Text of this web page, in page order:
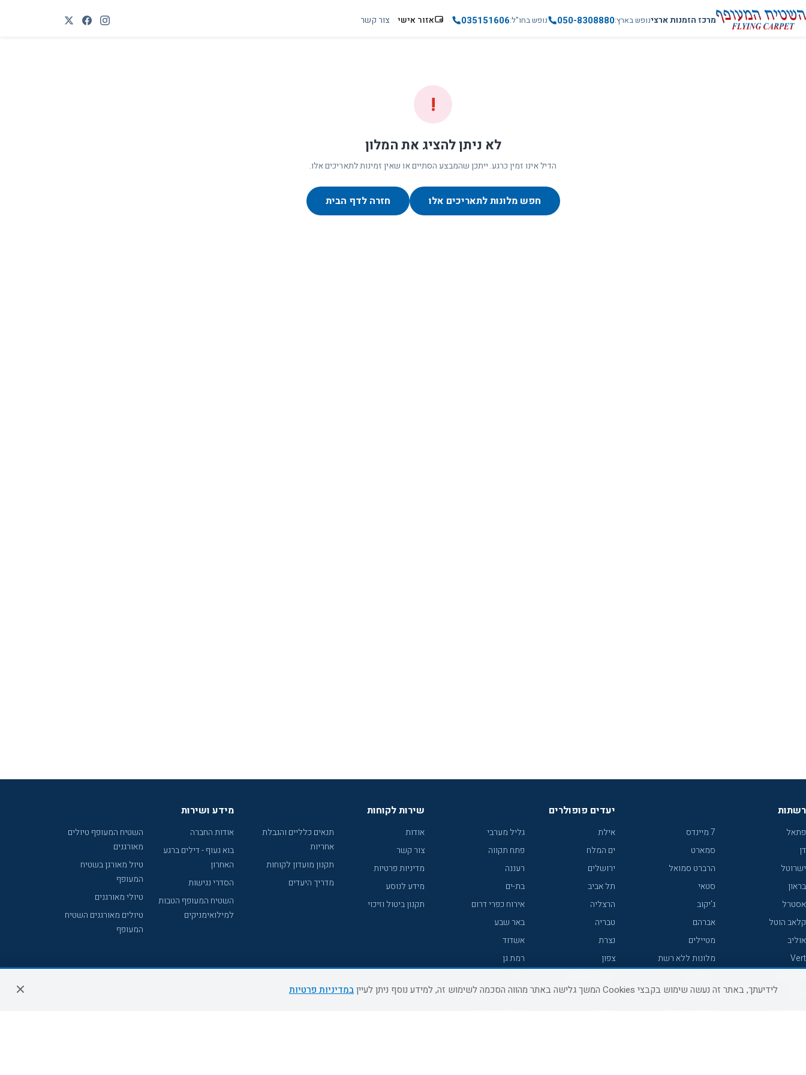
מרכז הזמנות ארצינופש בארץ050-8308880 נופש בחו"ל035151606 אזור אישי צור קשר
!
לא ניתן להציג את המלון
הדיל אינו זמין כרגע. ייתכן שהמבצע הסתיים או שאין זמינות לתאריכים אלו.
חפש מלונות לתאריכים אלו חזרה לדף הבית
רשתות
פתאל
דן
ישרוטל
בראון
אסטרל
קלאב הוטל
אוליב
Vert
7 מיינדס
סמארט
הרברט סמואל
סטאי
ג'יקוב
אברהם
מטיילים
מלונות ללא רשת
קראון פלאזה
יעדים פופולרים
אילת
ים המלח
ירושלים
תל אביב
הרצליה
טבריה
נצרת
צפון
נתניה
גליל מערבי
פתח תקווה
רעננה
בת-ים
אירוח כפרי דרום
באר שבע
אשדוד
רמת גן
עכו
שירות לקוחות
אודות
צור קשר
מדיניות פרטיות
מידע לנוסע
תקנון ביטול וזיכוי
תנאים כלליים והגבלת
אחריות
תקנון מועדון לקוחות
מדריך היעדים
מידע ושירות
אודות החברה
בוא נעוף - דילים ברגע
האחרון
הסדרי נגישות
השטיח המעופף הטבות
למילואימניקים
השטיח המעופף טיולים
מאורגנים
טיול מאורגן בשטיח
המעופף
טיולי מאורגנים
טיולים מאורגנים השטיח
המעופף
לידיעתך, באתר זה נעשה שימוש בקבצי Cookies המשך גלישה באתר מהווה הסכמה לשימוש זה, למידע נוסף ניתן לעיין במדיניות פרטיות